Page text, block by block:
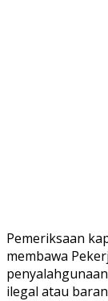
Pemeriksaan
membawa
ilegal atau